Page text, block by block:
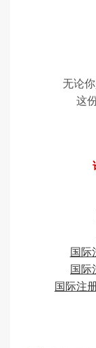
无论
这
国际
国际
国际注